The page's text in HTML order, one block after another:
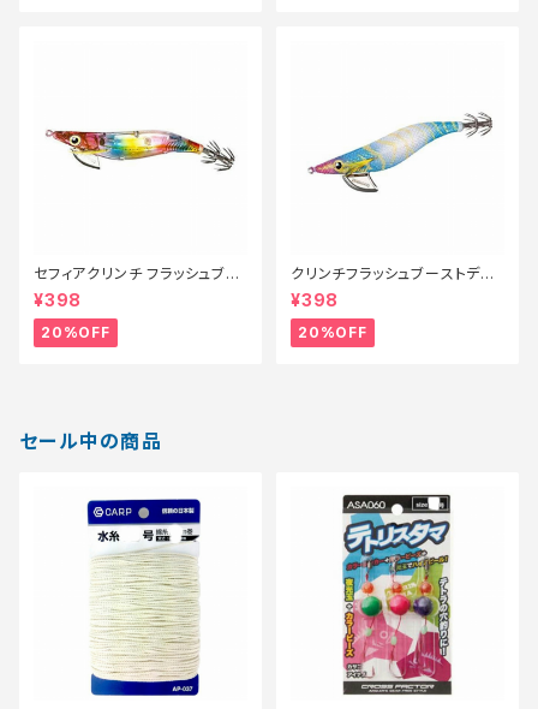
セフィアクリンチ フラッシュブー
スト 3号 QE-X30T 014【特価
ルアー】【20】
¥398
20%OFF
クリンチフラッシュブーストディ
ープ3.5号 QE−D35V ブルーエ
ビK 0【特価ルアー】【20】
¥398
20%OFF
セール中の商品